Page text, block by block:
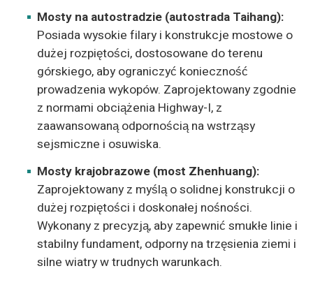
Mosty na autostradzie (autostrada Taihang):
Posiada wysokie filary i konstrukcje mostowe o
dużej rozpiętości, dostosowane do terenu
górskiego, aby ograniczyć konieczność
prowadzenia wykopów. Zaprojektowany zgodnie
z normami obciążenia Highway-I, z
zaawansowaną odpornością na wstrząsy
sejsmiczne i osuwiska.
Mosty krajobrazowe (most Zhenhuang):
Zaprojektowany z myślą o solidnej konstrukcji o
dużej rozpiętości i doskonałej nośności.
Wykonany z precyzją, aby zapewnić smukłe linie i
stabilny fundament, odporny na trzęsienia ziemi i
silne wiatry w trudnych warunkach.